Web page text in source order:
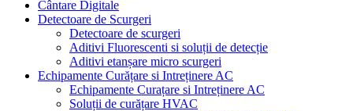
Cântare Digitale
Detectoare de Scurgeri
Detectoare de scurgeri
Aditivi Fluorescenti si soluții de detecție
Aditivi etanșare micro scurgeri
Echipamente Curățare si Intreținere AC
Echipamente Curațare si Intreținere AC
Soluții de curățare HVAC